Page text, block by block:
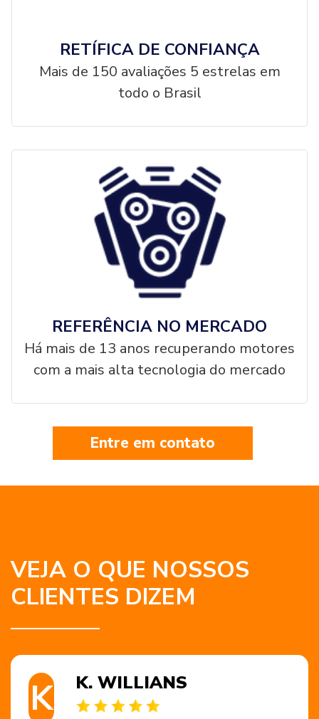
RETÍFICA DE CONFIANÇA
Mais de 150 avaliações 5 estrelas em
todo o Brasil
REFERÊNCIA NO MERCADO
Há mais de 13 anos recuperando motores
com a mais alta tecnologia do mercado
Entre em contato
VEJA O QUE NOSSOS
CLIENTES DIZEM
K K. WILLIANS